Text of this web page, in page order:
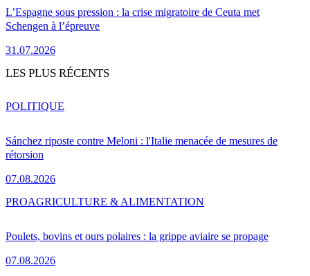
L’Espagne sous pression : la crise migratoire de Ceuta met
Schengen à l’épreuve
31.07.2026
LES PLUS RÉCENTS
Sánchez riposte contre Meloni : l'Italie menacée de mesures de
rétorsion
07.08.2026
POLITIQUE
Poulets, bovins et ours polaires : la grippe aviaire se propage
07.08.2026
PROAGRICULTURE & ALIMENTATION